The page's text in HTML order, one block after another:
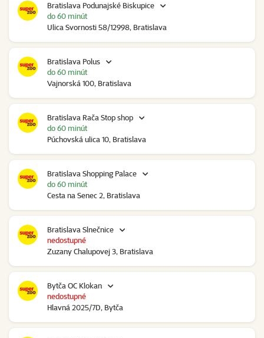
Bratislava Podunajské Biskupice
Ulica Svornosti 58/12998, Bratislava
do 60 minút
Bratislava Polus
Vajnorská 100, Bratislava
do 60 minút
Bratislava Rača Stop shop
Púchovská ulica 10, Bratislava
do 60 minút
Bratislava Shopping Palace
Cesta na Senec 2, Bratislava
do 60 minút
Bratislava Slnečnice
Zuzany Chalupovej 3, Bratislava
nedostupné
Bytča OC Klokan
Hlavná 2025/7D, Bytča
nedostupné